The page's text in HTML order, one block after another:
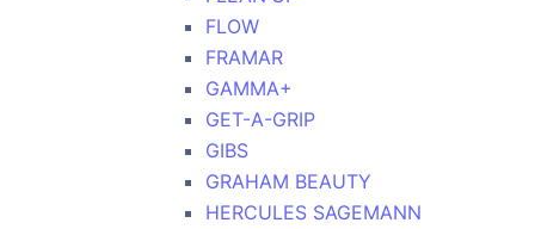
FLOW
FRAMAR
GAMMA+
GET-A-GRIP
GIBS
GRAHAM BEAUTY
HERCULES SAGEMANN